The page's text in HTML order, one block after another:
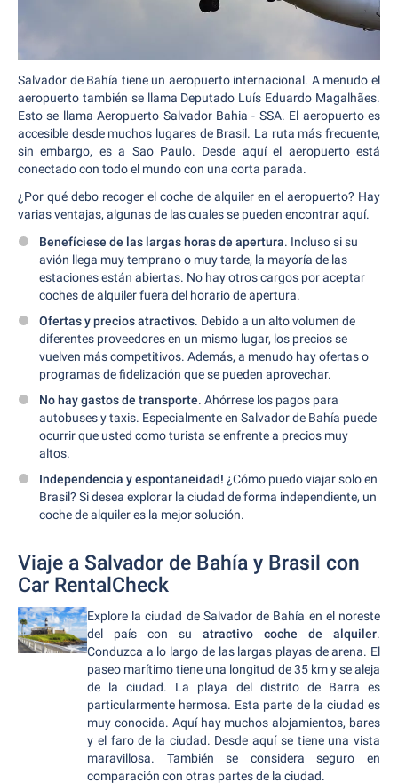
Salvador de Bahía tiene un aeropuerto internacional. A menudo el
aeropuerto también se llama Deputado Luís Eduardo Magalhães.
Esto se llama Aeropuerto Salvador Bahia - SSA. El aeropuerto es
accesible desde muchos lugares de Brasil. La ruta más frecuente,
sin embargo, es a Sao Paulo. Desde aquí el aeropuerto está
conectado con todo el mundo con una corta parada.
¿Por qué debo recoger el coche de alquiler en el aeropuerto? Hay
varias ventajas, algunas de las cuales se pueden encontrar aquí.
Benefíciese de las largas horas de apertura. Incluso si su
avión llega muy temprano o muy tarde, la mayoría de las
estaciones están abiertas. No hay otros cargos por aceptar
coches de alquiler fuera del horario de apertura.
Ofertas y precios atractivos. Debido a un alto volumen de
diferentes proveedores en un mismo lugar, los precios se
vuelven más competitivos. Además, a menudo hay ofertas o
programas de fidelización que se pueden aprovechar.
No hay gastos de transporte. Ahórrese los pagos para
autobuses y taxis. Especialmente en Salvador de Bahía puede
ocurrir que usted como turista se enfrente a precios muy
altos.
Independencia y espontaneidad! ¿Cómo puedo viajar solo en
Brasil? Si desea explorar la ciudad de forma independiente, un
coche de alquiler es la mejor solución.
Viaje a Salvador de Bahía y Brasil con
Car RentalCheck
Explore la ciudad de Salvador de Bahía en el noreste
del país con suatractivo coche de alquiler.
Conduzca a lo largo de las largas playas de arena. El
paseo marítimo tiene una longitud de 35 km y se aleja
de la ciudad. La playa del distrito de Barra es
particularmente hermosa. Esta parte de la ciudad es
muy conocida. Aquí hay muchos alojamientos, bares
y el faro de la ciudad. Desde aquí se tiene una vista
maravillosa. También se considera seguro en
comparación con otras partes de la ciudad.